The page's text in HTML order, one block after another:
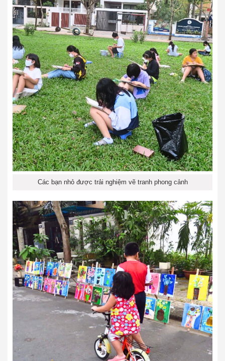
Các bạn nhỏ được trải nghiệm vẽ tranh phong cảnh